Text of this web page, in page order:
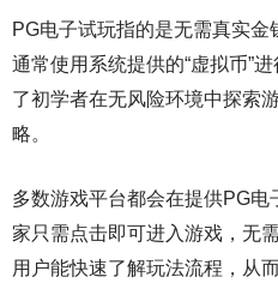
PG电子试玩指的是无需真实金
通常使用系统提供的“虚拟币”
了初学者在无风险环境中探索
略。
多数游戏平台都会在提供PG电
家只需点击即可进入游戏，无
用户能快速了解玩法流程，从